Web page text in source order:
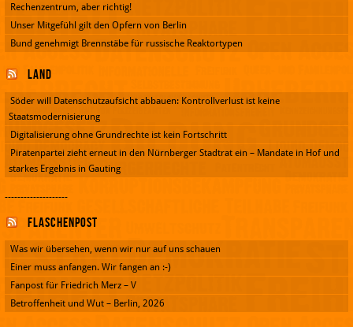
Rechenzentrum, aber richtig!
Unser Mitgefühl gilt den Opfern von Berlin
Bund genehmigt Brennstäbe für russische Reaktortypen
Land
Söder will Datenschutzaufsicht abbauen: Kontrollverlust ist keine
Staatsmodernisierung
Digitalisierung ohne Grundrechte ist kein Fortschritt
Piratenpartei zieht erneut in den Nürnberger Stadtrat ein – Mandate in Hof und
starkes Ergebnis in Gauting
--------------------
Flaschenpost
Was wir übersehen, wenn wir nur auf uns schauen
Einer muss anfangen. Wir fangen an :-)
Fanpost für Friedrich Merz – V
Betroffenheit und Wut – Berlin, 2026